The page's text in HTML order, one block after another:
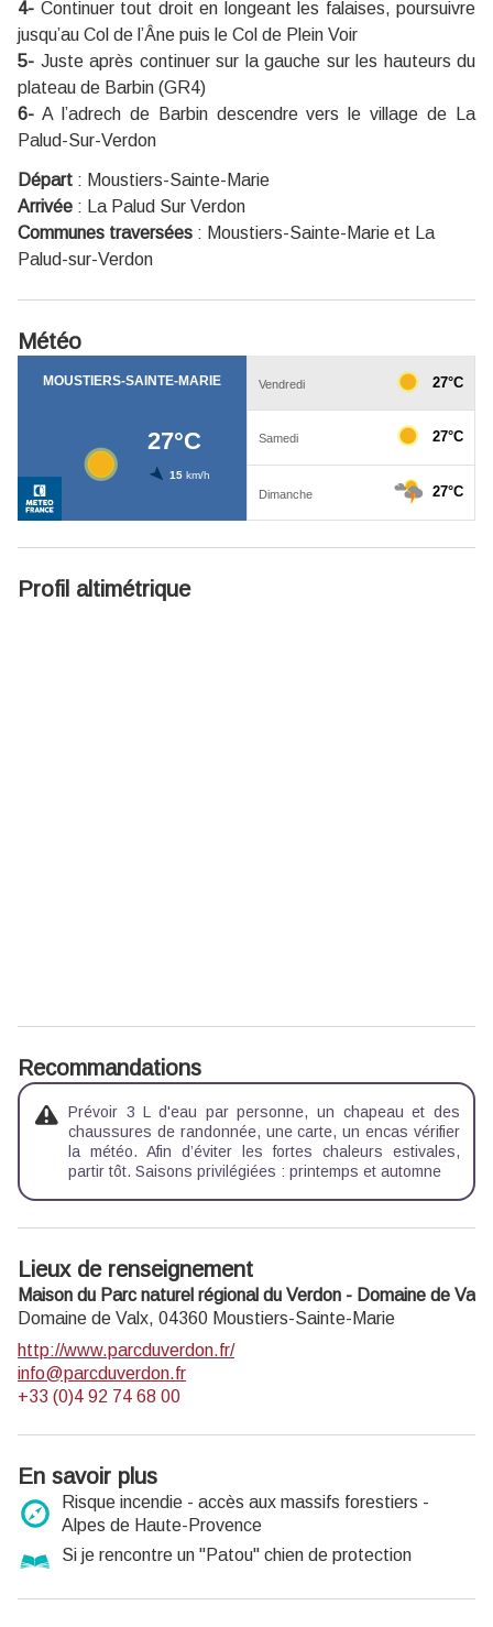
4- Continuer tout droit en longeant les falaises, poursuivre
jusqu’au Col de l’Âne puis le Col de Plein Voir
5- Juste après continuer sur la gauche sur les hauteurs du
plateau de Barbin (GR4)
6- A l’adrech de Barbin descendre vers le village de La
Palud-Sur-Verdon
Départ : Moustiers-Sainte-Marie
Arrivée :
La Palud Sur Verdon
Communes traversées : Moustiers-Sainte-Marie et La
Palud-sur-Verdon
Météo
Profil altimétrique
Recommandations
Prévoir 3 L d'eau par personne, un chapeau et des
chaussures de randonnée, une carte, un encas vérifier
la météo. Afin d’éviter les fortes chaleurs estivales,
partir tôt. Saisons privilégiées : printemps et automne
Lieux de renseignement
Maison du Parc naturel régional du Verdon - Domaine de Valx
Domaine de Valx, 04360 Moustiers-Sainte-Marie
http://www.parcduverdon.fr/
info@parcduverdon.fr
+33 (0)4 92 74 68 00
En savoir plus
Risque incendie - accès aux massifs forestiers -
Alpes de Haute-Provence
Si je rencontre un "Patou" chien de protection